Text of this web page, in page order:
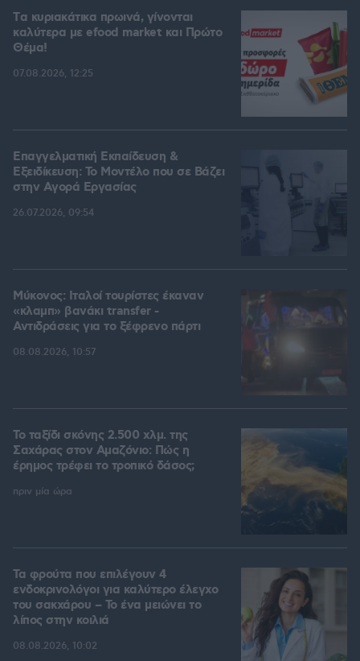
Tα κυριακάτικα πρωινά, γίνονται
καλύτερα με efood market και Πρώτο
Θέμα!
07.08.2026, 12:25
Επαγγελματική Εκπαίδευση &
Εξειδίκευση: Το Mοντέλο που σε Bάζει
στην Aγορά Eργασίας
26.07.2026, 09:54
Μύκονος: Ιταλοί τουρίστες έκαναν
«κλαμπ» βανάκι transfer -
Αντιδράσεις για το ξέφρενο πάρτι
08.08.2026, 10:57
Το ταξίδι σκόνης 2.500 χλμ. της
Σαχάρας στον Αμαζόνιο: Πώς η
έρημος τρέφει το τροπικό δάσος;
πριν μία ώρα
Τα φρούτα που επιλέγουν 4
ενδοκρινολόγοι για καλύτερο έλεγχο
του σακχάρου – Το ένα μειώνει το
λίπος στην κοιλιά
08.08.2026, 10:02